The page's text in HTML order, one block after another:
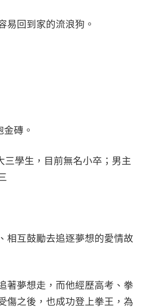
易回到家的流浪狗。
磚。
三學生，目前無名小卒；男主
相互鼓勵去追逐夢想的愛情故
著夢想走，而他經歷高考、拳
傷之後，也成功登上拳王，為